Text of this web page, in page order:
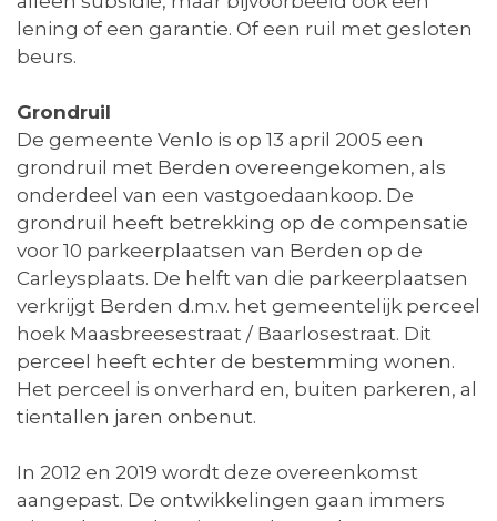
lening of een garantie. Of een ruil met gesloten
beurs.
Grondruil
De gemeente Venlo is op 13 april 2005 een
grondruil met Berden overeengekomen, als
onderdeel van een vastgoedaankoop. De
grondruil heeft betrekking op de compensatie
voor 10 parkeerplaatsen van Berden op de
Carleysplaats. De helft van die parkeerplaatsen
verkrijgt Berden d.m.v. het gemeentelijk perceel
hoek Maasbreesestraat / Baarlosestraat. Dit
perceel heeft echter de bestemming wonen.
Het perceel is onverhard en, buiten parkeren, al
tientallen jaren onbenut.
In 2012 en 2019 wordt deze overeenkomst
aangepast. De ontwikkelingen gaan immers